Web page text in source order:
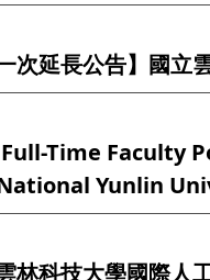
一次延長公告】國
Time Faculty
Yunlin
林科技大學國際人